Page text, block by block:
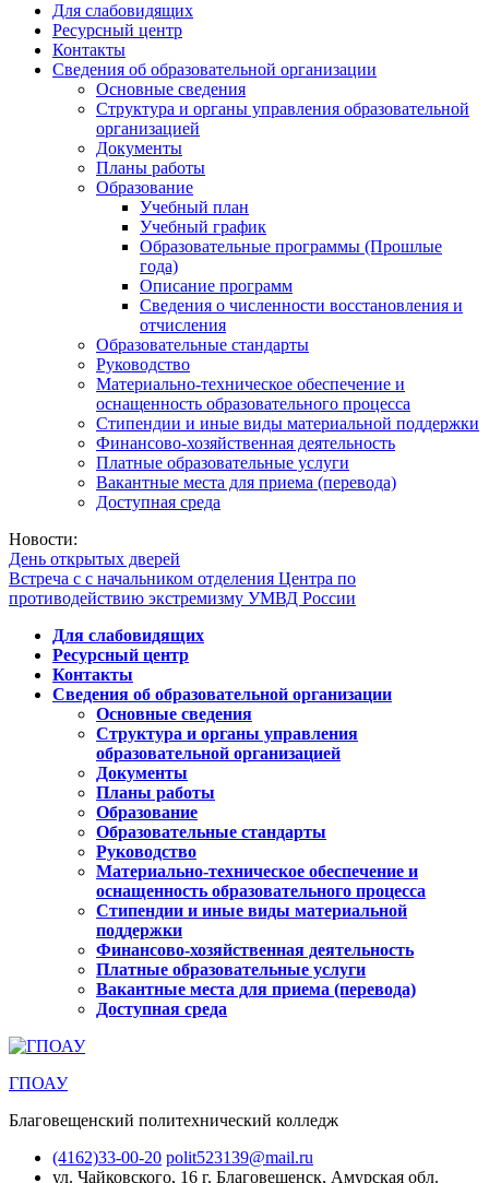
Для слабовидящих
Ресурсный центр
Контакты
Сведения об образовательной организации
Основные сведения
Структура и органы управления образовательной
организацией
Документы
Планы работы
Образование
Учебный план
Учебный график
Образовательные программы (Прошлые
года)
Описание программ
Сведения о численности восстановления и
отчисления
Образовательные стандарты
Руководство
Материально-техническое обеспечение и
оснащенность образовательного процесса
Стипендии и иные виды материальной поддержки
Финансово-хозяйственная деятельность
Платные образовательные услуги
Вакантные места для приема (перевода)
Доступная среда
Новости:
День открытых дверей
Встреча с с начальником отделения Центра по
противодействию экстремизму УМВД России
Для слабовидящих
Ресурсный центр
Контакты
Сведения об образовательной организации
Основные сведения
Структура и органы управления
образовательной организацией
Документы
Планы работы
Образование
Образовательные стандарты
Руководство
Материально-техническое обеспечение и
оснащенность образовательного процесса
Стипендии и иные виды материальной
поддержки
Финансово-хозяйственная деятельность
Платные образовательные услуги
Вакантные места для приема (перевода)
Доступная среда
ГПОАУ
Благовещенский политехнический колледж
(4162)33-00-20 polit523139@mail.ru
ул. Чайковского, 16 г. Благовещенск, Амурская обл.